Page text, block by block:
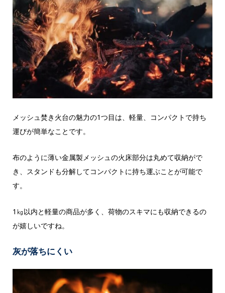
メッシュ焚き火台の魅力の1つ目は、軽量、コンパクトで持ち
運びが簡単なことです。
布のように薄い金属製メッシュの火床部分は丸めて収納がで
き、 スタンドも分解してコンパクトに持ち運ぶことが可能で
す。
1㎏以内と軽量の商品が多く、荷物のスキマにも収納できるの
が嬉しいですね。
灰が落ちにくい